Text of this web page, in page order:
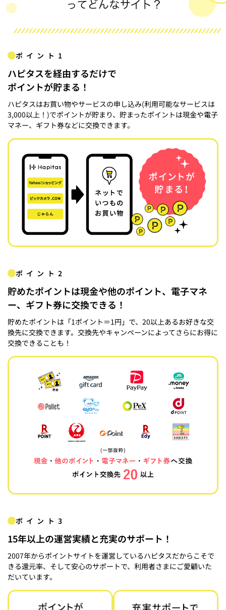
ポイント1
ハピタスを経由するだけで
ポイントが貯まる！
ハピタスはお買い物やサービスの申し込み(利用可能なサービスは
3,000以上！)でポイントが貯まり、貯まったポイントは現金や電子
マネー、ギフト券などに交換できます。
ポイント2
貯めたポイントは現金や他のポイント、電子マネ
ー、ギフト券に交換できる！
貯めたポイントは「1ポイント＝1円」で、20以上あるお好きな交
換先に交換できます。交換先やキャンペーンによってさらにお得に
交換できることも！
ポイント3
15年以上の運営実績と充実のサポート！
2007年からポイントサイトを運営しているハピタスだからこそで
きる還元率、そして安心のサポートで、利用者さまにご愛顧いた
だいています。